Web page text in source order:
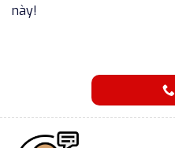
này!